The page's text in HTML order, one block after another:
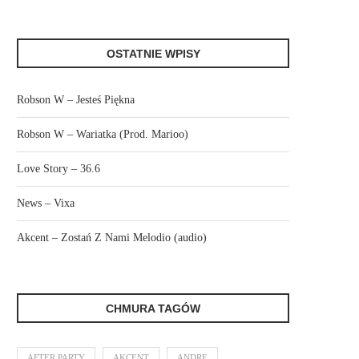
OSTATNIE WPISY
Robson W – Jesteś Piękna
Robson W – Wariatka (Prod. Marioo)
Love Story – 36.6
News – Vixa
Akcent – Zostań Z Nami Melodio (audio)
CHMURA TAGÓW